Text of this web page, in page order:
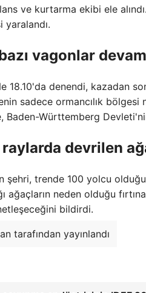
ve kurtarma ekibi ele
yaralandı.
vagonlar
18.10'da denendi, kazadan
sadece ormancılık bölgesi
Baden-Württemberg
raylarda devrilen
şehri, trende 100 yolcu
ağaçların neden olduğu
bildirdi.
tarafından yayınlandı